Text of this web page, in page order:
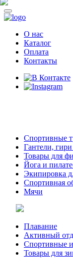
О нас
Каталог
Оплата
Контакты
Спортивные
Гантели, гири
Товары для
Йога и
Экипировка
Спортивная
Мячи
Плавание
Активный
Спортивные
Товары для